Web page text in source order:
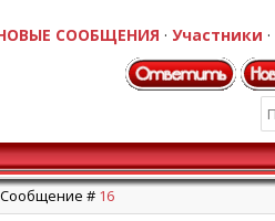
СООБЩЕНИЯ · Участники ·
Сообщение # 16